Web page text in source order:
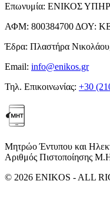
Επωνυμία: ΕΝΙΚΟΣ
ΑΦΜ: 800384700 ΔΟΥ:
Έδρα: Πλαστήρα
Email: info@enikos.gr
Τηλ. Επικοινωνίας: +30
Μητρώο Έντυπου και
Αριθμός Πιστοποίησης
© 2026 ENIKOS - ALL